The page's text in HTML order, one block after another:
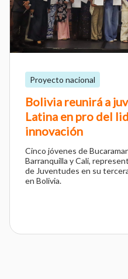
Proyecto nacional
Bolivia reunirá a
Latina en pro del
innovación
Cinco jóvenes de
Barranquilla y Cali,
de Juventudes en su
en Bolivia.